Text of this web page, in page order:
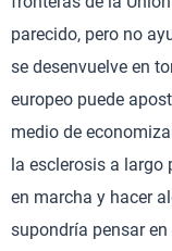
parecido, pero no
se desenvuelve en
europeo puede
medio de
la esclerosis a largo
en marcha y hacer
supondría pensar